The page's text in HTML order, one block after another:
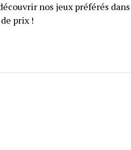
nos jeux préférés dans
prix !